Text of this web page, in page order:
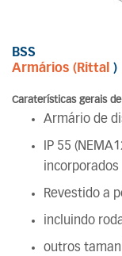
BSS
Armários (Rittal )
Caraterísticas gerais
Armário de
IP 55
incorporados
Revestido a
incluindo
outros